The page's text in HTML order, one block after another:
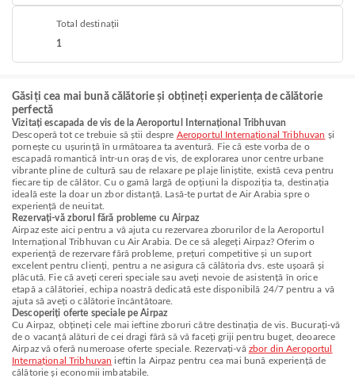
Total destinații
1
Găsiți cea mai bună călătorie și obțineți experiența de călătorie
perfectă
Vizitați escapada de vis de la Aeroportul Internațional Tribhuvan
Descoperă tot ce trebuie să știi despre Aeroportul Internațional Tribhuvan și
pornește cu ușurință în următoarea ta aventură. Fie că este vorba de o
escapadă romantică într-un oraș de vis, de explorarea unor centre urbane
vibrante pline de cultură sau de relaxare pe plaje liniștite, există ceva pentru
fiecare tip de călător. Cu o gamă largă de opțiuni la dispoziția ta, destinația
ideală este la doar un zbor distanță. Lasă-te purtat de Air Arabia spre o
experiență de neuitat.
Rezervați-vă zborul fără probleme cu Airpaz
Airpaz este aici pentru a vă ajuta cu rezervarea zborurilor de la Aeroportul
Internațional Tribhuvan cu Air Arabia. De ce să alegeți Airpaz? Oferim o
experiență de rezervare fără probleme, prețuri competitive și un suport
excelent pentru clienți, pentru a ne asigura că călătoria dvs. este ușoară și
plăcută. Fie că aveți cereri speciale sau aveți nevoie de asistență în orice
etapă a călătoriei, echipa noastră dedicată este disponibilă 24/7 pentru a vă
ajuta să aveți o călătorie încântătoare.
Descoperiți oferte speciale pe Airpaz
Cu Airpaz, obțineți cele mai ieftine zboruri către destinația de vis. Bucurați-vă
de o vacanță alături de cei dragi fără să vă faceți griji pentru buget, deoarece
Airpaz vă oferă numeroase oferte speciale. Rezervați-vă zbor din Aeroportul
Internațional Tribhuvan ieftin la Airpaz pentru cea mai bună experiență de
călătorie și economii imbatabile.